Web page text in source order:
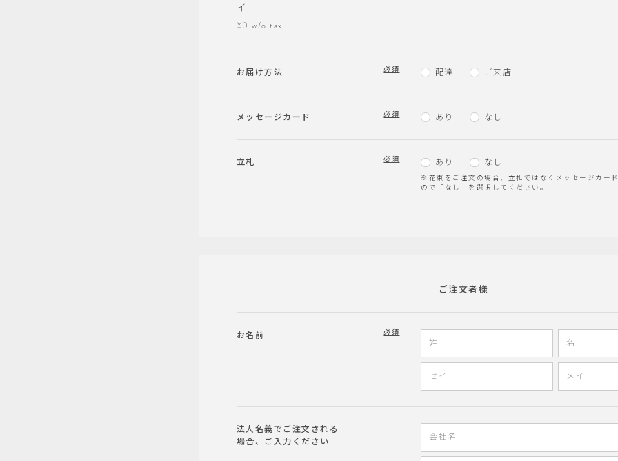
イ
¥0 w/o tax
お届け方法 必須 配達 ご来店
メッセージカード 必須 あり なし
立札 必須 あり なし
※花束をご注文の場合、立札ではなくメッセージカー
ので「なし」を選択してください。
ご注文者様
お名前 必須
法人名義でご注文される
場合、ご入力ください